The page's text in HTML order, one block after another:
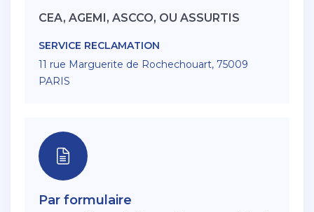
CEA, AGEMI, ASCCO, OU ASSURTIS
SERVICE RECLAMATION
11 rue Marguerite de Rochechouart, 75009
PARIS
Par formulaire